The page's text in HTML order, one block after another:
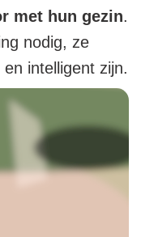
met hun gezin.
nodig, ze
intelligent zijn.